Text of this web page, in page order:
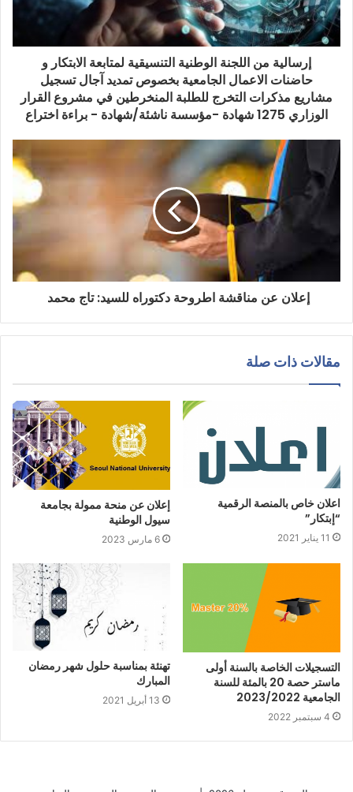
إرسالية من اللجنة الوطنية التنسيقية لمتابعة الابتكار و
حاضنات الاعمال الجامعية بخصوص تمديد آجال تسجيل
مشاريع مذكرات التخرج للطلبة المنخرطين في مشروع القرار
الوزاري 1275 شهادة -مؤسسة ناشئة/شهادة - براءة اختراع
إعلان عن مناقشة اطروحة دكتوراه للسيد: تاج محمد
مقالات ذات صلة
اعلان خاص بالمنصة الرقمية
“إبتكار”
11 يناير 2021
إعلان عن منحة ممولة بجامعة
سيول الوطنية
6 مارس 2023
التسجيلات الخاصة بالسنة أولى
ماستر حصة 20 بالمئة للسنة
الجامعية 2023/2022
4 سبتمبر 2022
تهنئة بمناسبة حلول شهر رمضان
المبارك
13 أبريل 2021